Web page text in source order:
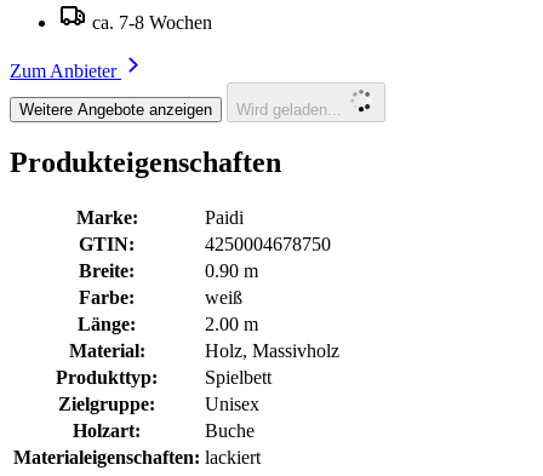
ca. 7-8 Wochen
Zum Anbieter
Weitere Angebote anzeigen Wird geladen...
Produkteigenschaften
Marke:
Paidi
GTIN:
4250004678750
Breite:
0.90 m
Farbe:
weiß
Länge:
2.00 m
Material:
Holz, Massivholz
Produkttyp:
Spielbett
Zielgruppe:
Unisex
Holzart:
Buche
Materialeigenschaften: lackiert